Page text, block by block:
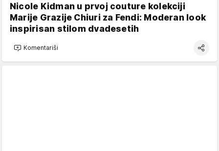
Nicole Kidman u prvoj couture kolekciji
Marije Grazije Chiuri za Fendi: Moderan look
inspirisan stilom dvadesetih
Komentariši